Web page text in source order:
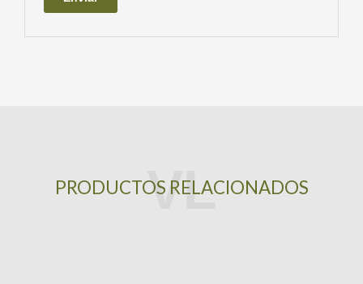
PRODUCTOS RELACIONADOS